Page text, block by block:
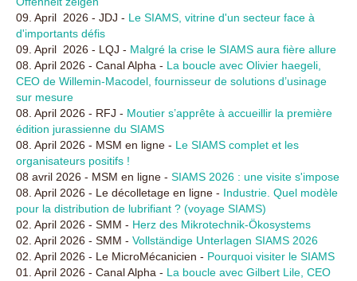
09. April 2026 - JDJ - Le SIAMS, vitrine d'un secteur face à
d'importants défis
09. April 2026 - LQJ - Malgré la crise le SIAMS aura fière allure
08. April 2026 - Canal Alpha - La boucle avec Olivier haegeli,
CEO de Willemin-Macodel, fournisseur de solutions d’usinage
sur mesure
08. April 2026 - RFJ - Moutier s’apprête à accueillir la première
édition jurassienne du SIAMS
08. April 2026 - MSM en ligne - Le SIAMS complet et les
organisateurs positifs !
08 avril 2026 - MSM en ligne - SIAMS 2026 : une visite s'impose
08. April 2026 - Le décolletage en ligne - Industrie. Quel modèle
pour la distribution de lubrifiant ? (voyage SIAMS)
02. April 2026 - SMM - Herz des Mikrotechnik-Ökosystems
02. April 2026 - SMM - Vollständige Unterlagen SIAMS 2026
02. April 2026 - Le MicroMécanicien - Pourquoi visiter le SIAMS
01. April 2026 - Canal Alpha - La boucle avec Gilbert Lile, CEO